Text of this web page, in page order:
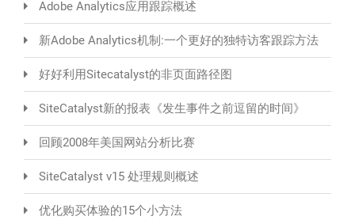
Adobe Analytics应用跟踪概述
新Adobe Analytics机制:一个更好的独特访客跟踪方法
好好利用Sitecatalyst的非页面路径图
SiteCatalyst新的报表《发生事件之前逗留的时间》
回顾2008年美国网站分析比赛
SiteCatalyst v15 处理规则概述
优化购买体验的15个小方法